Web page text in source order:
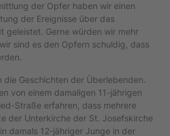
der Opfer haben wir einen
der Ereignisse über das
geleistet. Gerne würden wir mehr
sind es den Opfern schuldig, dass
Geschichten der Überlebenden.
von einem damaligen 11-jährigen
Straße erfahren, dass mehrere
der Unterkirche der St. Josefskirche
damals 12-jähriger Junge in der